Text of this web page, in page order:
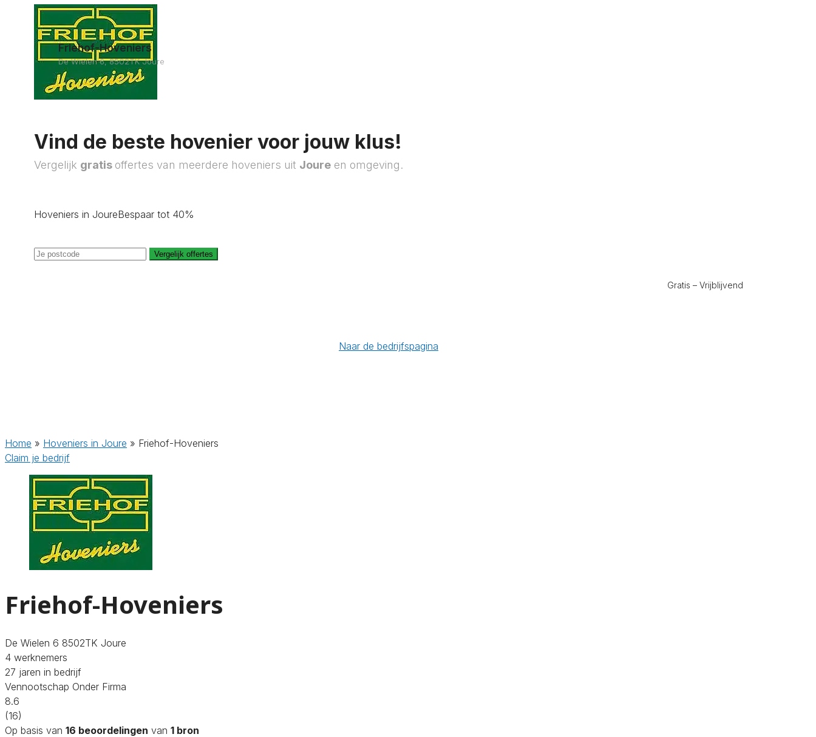
Friehof-Hoveniers
De Wielen 6, 8502TK Joure
Vind de beste hovenier voor jouw klus!
Vergelijk gratis offertes van meerdere hoveniers uit Joure en omgeving.
Hoveniers in JoureBespaar tot 40%
Vergelijk offertes
Gratis – Vrijblijvend
Naar de bedrijfspagina
Home » Hoveniers in Joure » Friehof-Hoveniers
Claim je bedrijf
Friehof-Hoveniers
De Wielen 6 8502TK Joure
4 werknemers
27 jaren in bedrijf
Vennootschap Onder Firma
8.6
(16)
Op basis van 16 beoordelingen van 1 bron